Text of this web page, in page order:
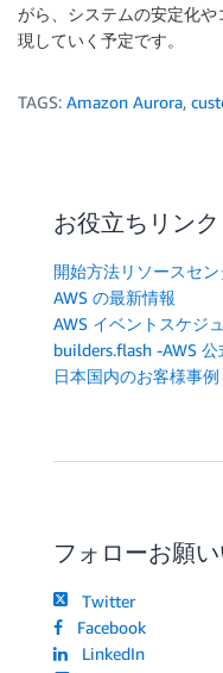
がら、システムの安定化
現していく予定です。
TAGS: Amazon Aurora,
お役立ちリンク
開始方法リソースセン
AWS の最新情報
AWS イベントスケジ
builders.flash -AWS
日本国内のお客様事例
フォローお願
Twitter
Facebook
LinkedIn